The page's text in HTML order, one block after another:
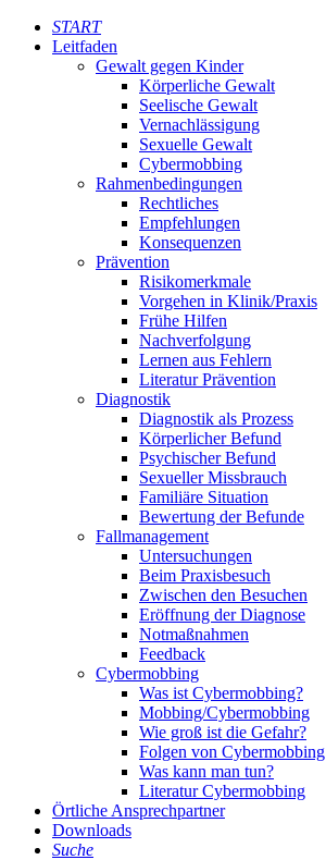
START
Leitfaden
Gewalt gegen Kinder
Körperliche Gewalt
Seelische Gewalt
Vernachlässigung
Sexuelle Gewalt
Cybermobbing
Rahmenbedingungen
Rechtliches
Empfehlungen
Konsequenzen
Prävention
Risikomerkmale
Vorgehen in Klinik/Praxis
Frühe Hilfen
Nachverfolgung
Lernen aus Fehlern
Literatur Prävention
Diagnostik
Diagnostik als Prozess
Körperlicher Befund
Psychischer Befund
Sexueller Missbrauch
Familiäre Situation
Bewertung der Befunde
Fallmanagement
Untersuchungen
Beim Praxisbesuch
Zwischen den Besuchen
Eröffnung der Diagnose
Notmaßnahmen
Feedback
Cybermobbing
Was ist Cybermobbing?
Mobbing/Cybermobbing
Wie groß ist die Gefahr?
Folgen von Cybermobbing
Was kann man tun?
Literatur Cybermobbing
Örtliche Ansprechpartner
Downloads
Suche